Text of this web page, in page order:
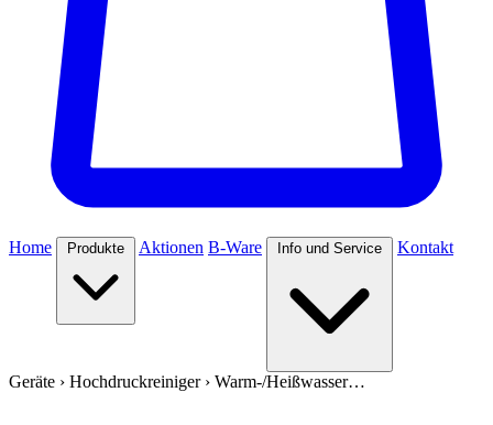
Home Produkte Aktionen B-Ware Info und Service Kontakt
Geräte › Hochdruckreiniger› Warm-/Heißwasser…